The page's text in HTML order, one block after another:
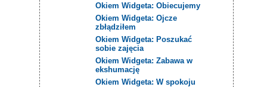
Okiem Widgeta: Obiecujemy
Okiem Widgeta: Ojcze
zbłądziłem
Okiem Widgeta: Poszukać
sobie zajęcia
Okiem Widgeta: Zabawa w
ekshumację
Okiem Widgeta: W spokoju